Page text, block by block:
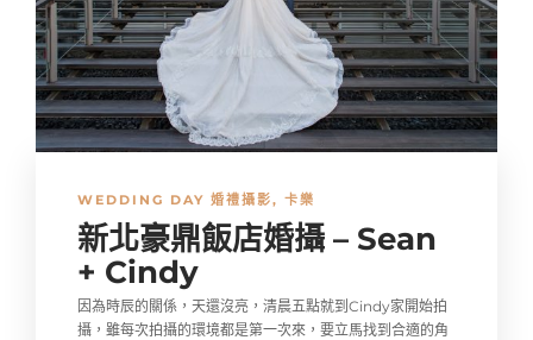
WEDDING DAY 婚禮攝影, 卡樂
新北豪鼎飯店婚攝 – Sean
+ Cindy
因為時辰的關係，天還沒亮，清晨五點就到Cindy家開始拍
攝，雖每次拍攝的環境都是第一次來，要立馬找到合適的角